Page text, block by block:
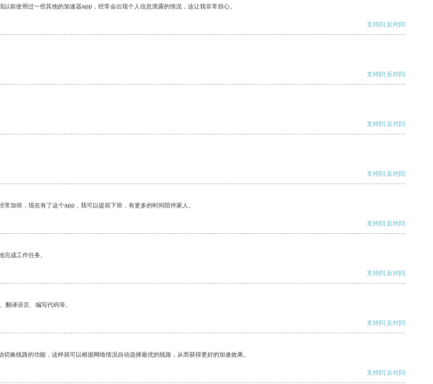
前使用过一些其他的加速器app，经常会出现个人信息泄露的情况，这让我非常担心。
支持[0] 反对[0]
支持[0] 反对[0]
支持[0] 反对[0]
支持[0] 反对[0]
加班，现在有了这个app，我可以提前下班，有更多的时间陪伴家人。
支持[0] 反对[0]
成工作任务。
支持[0] 反对[0]
翻译语言、编写代码等。
支持[0] 反对[0]
换线路的功能，这样就可以根据网络情况自动选择最优的线路，从而获得更好的加速效果。
支持[0] 反对[0]